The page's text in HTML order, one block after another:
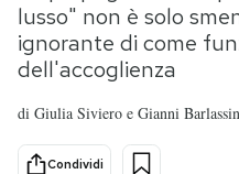
Tecnologia
Internet
Economia
lusso" non è solo
ignorante di come
dell'accoglienza
di Giulia Siviero e Gianni
Condividi